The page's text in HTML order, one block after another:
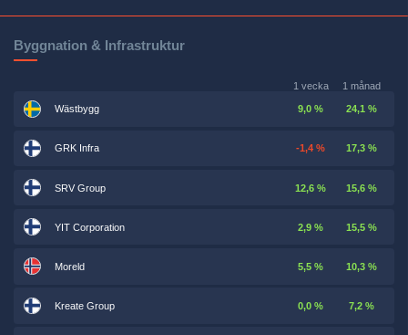
Byggnation & Infrastruktur
1 vecka 1 månad
Wästbygg 9,0 % 24,1 %
GRK Infra -1,4 % 17,3 %
SRV Group 12,6 % 15,6 %
YIT Corporation 2,9 % 15,5 %
Moreld 5,5 % 10,3 %
Kreate Group 0,0 % 7,2 %